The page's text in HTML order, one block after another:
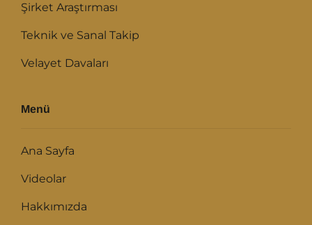
Şirket Araştırması
Teknik ve Sanal Takip
Velayet Davaları
Menü
Ana Sayfa
Videolar
Hakkımızda